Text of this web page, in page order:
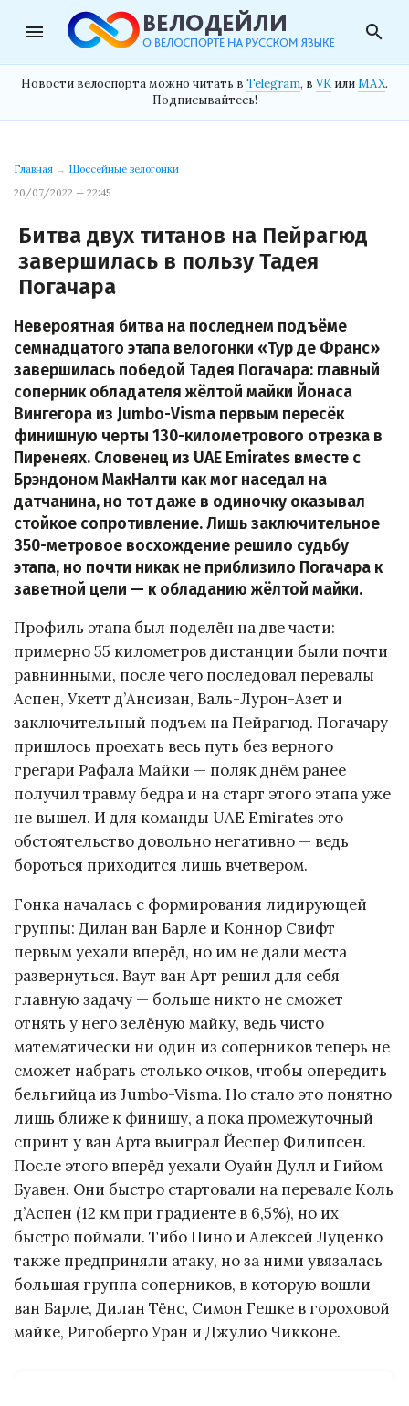
menu search
Новости велоспорта можно читать в Telegram, в VK илиMAX.
Подписывайтесь!
Главная → Шоссейные велогонки
20/07/2022 — 22:45
Битва двух титанов на Пейрагюд
завершилась в пользу Тадея
Погачара
Невероятная битва на последнем подъёме
семнадцатого этапа велогонки «Тур де Франс»
завершилась победой Тадея Погачара: главный
соперник обладателя жёлтой майки Йонаса
Вингегора из Jumbo-Visma первым пересёк
финишную черты 130-километрового отрезка в
Пиренеях. Словенец из UAE Emirates вместе с
Брэндоном МакНалти как мог наседал на
датчанина, но тот даже в одиночку оказывал
стойкое сопротивление. Лишь заключительное
350-метровое восхождение решило судьбу
этапа, но почти никак не приблизило Погачара к
заветной цели — к обладанию жёлтой майки.
Профиль этапа был поделён на две части:
примерно 55 километров дистанции были почти
равнинными, после чего последовал перевалы
Аспен, Укетт д’Ансизан, Валь-Лурон-Азет и
заключительный подъем на Пейрагюд. Погачару
пришлось проехать весь путь без верного
грегари Рафала Майки — поляк днём ранее
получил травму бедра и на старт этого этапа уже
не вышел. И для команды UAE Emirates это
обстоятельство довольно негативно — ведь
бороться приходится лишь вчетвером.
Гонка началась с формирования лидирующей
группы: Дилан ван Барле и Коннор Свифт
первым уехали вперёд, но им не дали места
развернуться. Ваут ван Арт решил для себя
главную задачу — больше никто не сможет
отнять у него зелёную майку, ведь чисто
математически ни один из соперников теперь не
сможет набрать столько очков, чтобы опередить
бельгийца из Jumbo-Visma. Но стало это понятно
лишь ближе к финишу, а пока промежуточный
спринт у ван Арта выиграл Йеспер Филипсен.
После этого вперёд уехали Оуайн Дулл и Гийом
Буавен. Они быстро стартовали на перевале Коль
д’Аспен (12 км при градиенте в 6,5%), но их
быстро поймали. Тибо Пино и Алексей Луценко
также предприняли атаку, но за ними увязалась
большая группа соперников, в которую вошли
ван Барле, Дилан Тёнс, Симон Гешке в гороховой
майке, Ригоберто Уран и Джулио Чикконе.